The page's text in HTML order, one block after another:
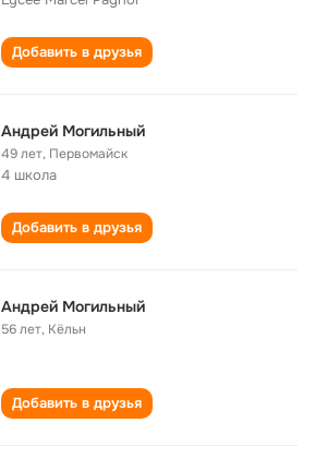
Добавить в друзья
Андрей Могильный
49 лет, Первомайск
4 школа
Добавить в друзья
Андрей Могильный
56 лет, Кёльн
Добавить в друзья